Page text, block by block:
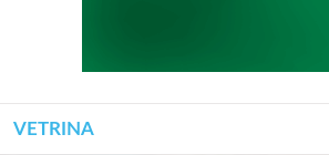
VETRINA